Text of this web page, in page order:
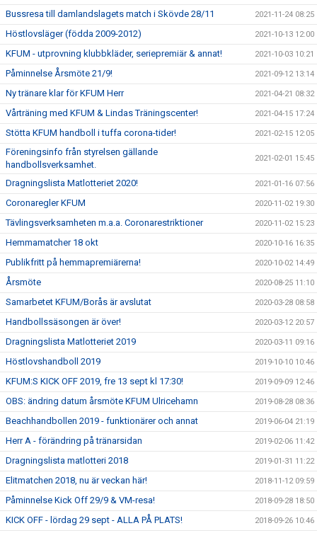
Bussresa till damlandslagets match i Skövde 28/11
2021-11-24 08:25
Höstlovsläger (födda 2009-2012) 2021-10-13 12:00
KFUM - utprovning klubbkläder, seriepremiär & annat! 2021-10-03 10:21
Påminnelse Årsmöte 21/9! 2021-09-12 13:14
Ny tränare klar för KFUM Herr 2021-04-21 08:32
Vårträning med KFUM & Lindas Träningscenter! 2021-04-15 17:24
Stötta KFUM handboll i tuffa corona-tider! 2021-02-15 12:05
Föreningsinfo från styrelsen gällande
handbollsverksamhet.
2021-02-01 15:45
Dragningslista Matlotteriet 2020! 2021-01-16 07:56
Coronaregler KFUM 2020-11-02 19:30
Tävlingsverksamheten m.a.a. Coronarestriktioner 2020-11-02 15:23
Hemmamatcher 18 okt 2020-10-16 16:35
Publikfritt på hemmapremiärerna! 2020-10-02 14:49
Årsmöte 2020-08-25 11:10
Samarbetet KFUM/Borås är avslutat 2020-03-28 08:58
Handbollssäsongen är över! 2020-03-12 20:57
Dragningslista Matlotteriet 2019 2020-03-11 09:16
Höstlovshandboll 2019 2019-10-10 10:46
KFUM:S KICK OFF 2019, fre 13 sept kl 17:30! 2019-09-09 12:46
OBS: ändring datum årsmöte KFUM Ulricehamn 2019-08-28 08:36
Beachhandbollen 2019 - funktionärer och annat 2019-06-04 21:19
Herr A - förändring på tränarsidan 2019-02-06 11:42
Dragningslista matlotteri 2018 2019-01-31 11:22
Elitmatchen 2018, nu är veckan här! 2018-11-12 09:59
Påminnelse Kick Off 29/9 & VM-resa! 2018-09-28 18:50
KICK OFF - lördag 29 sept - ALLA PÅ PLATS! 2018-09-26 10:46